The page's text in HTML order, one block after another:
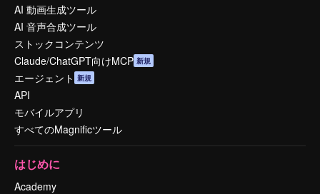
AI 動画生成ツール
AI 音声合成ツール
ストックコンテンツ
Claude/ChatGPT向けMCP 新規
エージェント 新規
API
モバイルアプリ
すべてのMagnificツール
はじめに
Academy